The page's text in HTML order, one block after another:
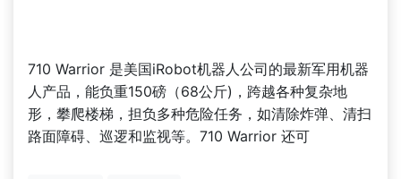
710 Warrior 是美国iRobot机器人公司的最新军用机器
人产品，能负重150磅（68公斤)，跨越各种复杂地
形，攀爬楼梯，担负多种危险任务，如清除炸弹、清扫
路面障碍、巡逻和监视等。710 Warrior 还可